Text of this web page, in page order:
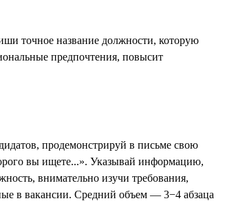
точное название должности, которую
предпочтения, повысит
продемонстрируй в письме свою
вы ищете...». Указывай информацию,
внимательно изучи требования,
в вакансии. Средний объем — 3−4 абзаца